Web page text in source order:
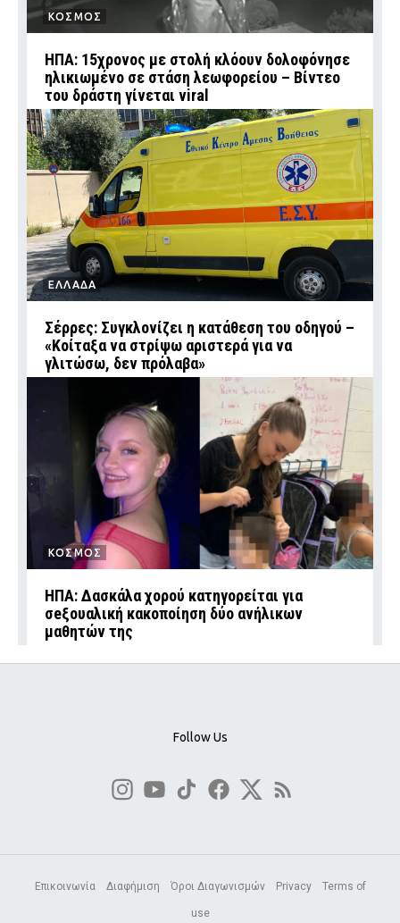
ΚΟΣΜΟΣ
ΗΠΑ: 15χρονος με στολή κλόουν δολοφόνησε
ηλικιωμένο σε στάση λεωφορείου – Βίντεο
του δράστη γίνεται viral
ΕΛΛΑΔΑ
Σέρρες: Συγκλονίζει η κατάθεση του οδηγού –
«Κοίταξα να στρίψω αριστερά για να
γλιτώσω, δεν πρόλαβα»
ΚΟΣΜΟΣ
ΗΠΑ: Δασκάλα χορού κατηγορείται για
σeξουαλική κακοποίηση δύο ανήλικων
μαθητών της
Follow Us
Επικοινωνία Διαφήμιση Όροι Διαγωνισμών Privacy Terms of
use